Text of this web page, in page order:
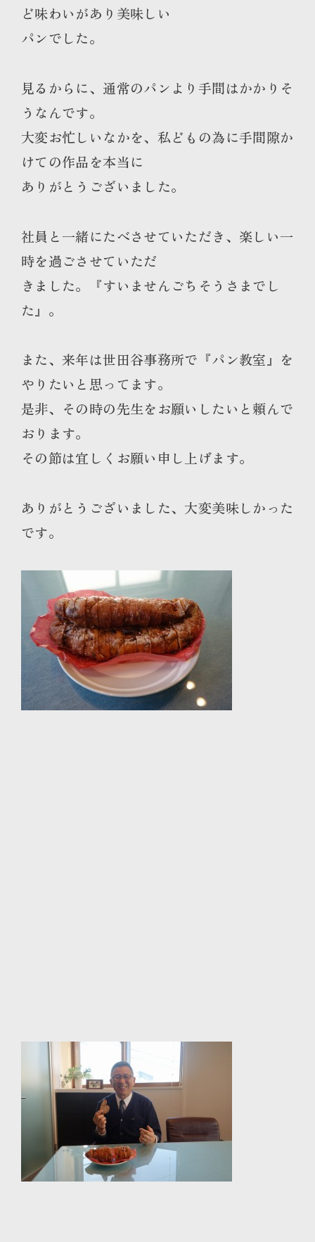
ど味わいがあり美味しい
パンでした。
見るからに、通常のパンより手間はかかりそ
うなんです。
大変お忙しいなかを、私どもの為に手間隙か
けての作品を本当に
ありがとうございました。
社員と一緒にたべさせていただき、楽しい一
時を過ごさせていただ
きました。『すいませんごちそうさまでし
た』。
また、来年は世田谷事務所で『パン教室』を
やりたいと思ってます。
是非、その時の先生をお願いしたいと頼んで
おります。
その節は宜しくお願い申し上げます。
ありがとうございました、大変美味しかった
です。